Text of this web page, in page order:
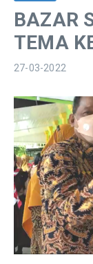
BAZAR
TEMA
27-03-2022